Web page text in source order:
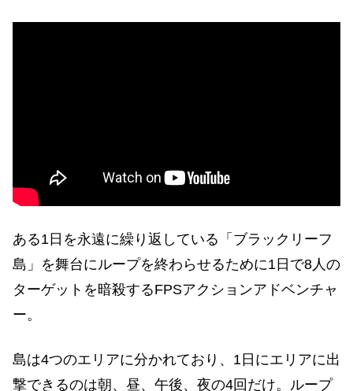
ある1日を永遠に繰り返している「ブラックリーフ
島」を舞台にループを終わらせるために1日で8人の
ターゲットを暗殺するFPSアクションアドベンチャ
ー。
島は4つのエリアに分かれており、1日にエリアに出
撃できるのは朝、昼、午後、夜の4回だけ。ループ